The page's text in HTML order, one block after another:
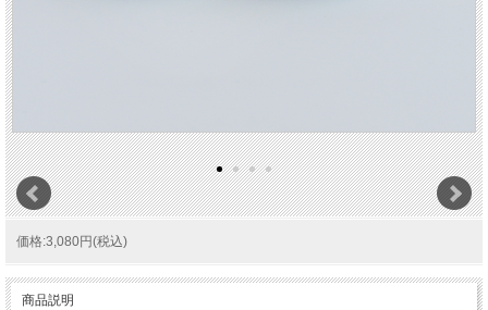
価格:3,080円(税込)
商品説明